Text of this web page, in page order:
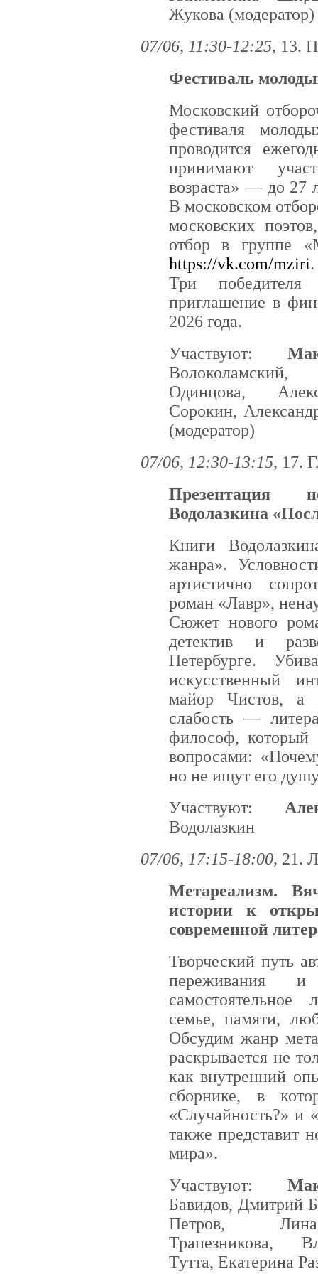
Жукова (модератор)
07/06, 11:30-12:25, 13.
Фестиваль
Московский
фестиваля
проводится
принимают
возраста» — до 27
В московском
московских
отбор в группе
https://vk.com/mziri.
Три победителя
приглашение в
2026 года.
Участвуют:
Одинцова,
Сорокин,
(модератор)
07/06, 12:30-13:15, 17.
Презентация
Водолазкина
Книги
жанра».
артистично
роман «Лавр»,
Сюжет нового
детектив и
Петербурге.
искусственный
майор Чистов, а
слабость —
философ, который
вопросами:
но не ищут его
Участвуют:
Водолазкин
07/06, 17:15-18:00, 21.
Метареализм.
истории к
современной
Творческий путь
переживания
самостоятельное
семье, памяти,
Обсудим жанр
раскрывается не
как внутренний
сборнике, в
«Случайность?» и
также представит
мира».
Участвуют:
Бавидов, Дмитрий
Петров,
Трапезникова,
Тутта, Екатерина